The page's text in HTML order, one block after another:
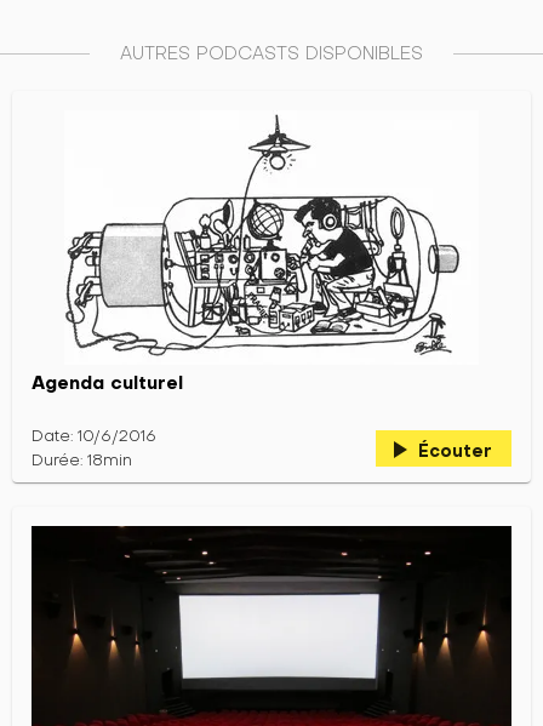
AUTRES PODCASTS DISPONIBLES
Agenda culturel
Date: 10/6/2016
Durée: 18min
play_arrow Écouter